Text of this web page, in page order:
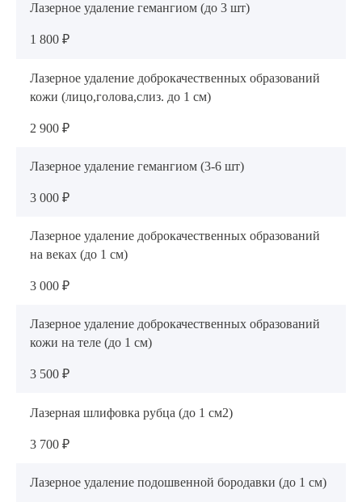
Лазерное удаление гемангиом (до 3 шт)
1 800 ₽
Лазерное удаление доброкачественных образований
кожи (лицо,голова,слиз. до 1 см)
2 900 ₽
Лазерное удаление гемангиом (3-6 шт)
3 000 ₽
Лазерное удаление доброкачественных образований
на веках (до 1 см)
3 000 ₽
Лазерное удаление доброкачественных образований
кожи на теле (до 1 см)
3 500 ₽
Лазерная шлифовка рубца (до 1 см2)
3 700 ₽
Лазерное удаление подошвенной бородавки (до 1 см)